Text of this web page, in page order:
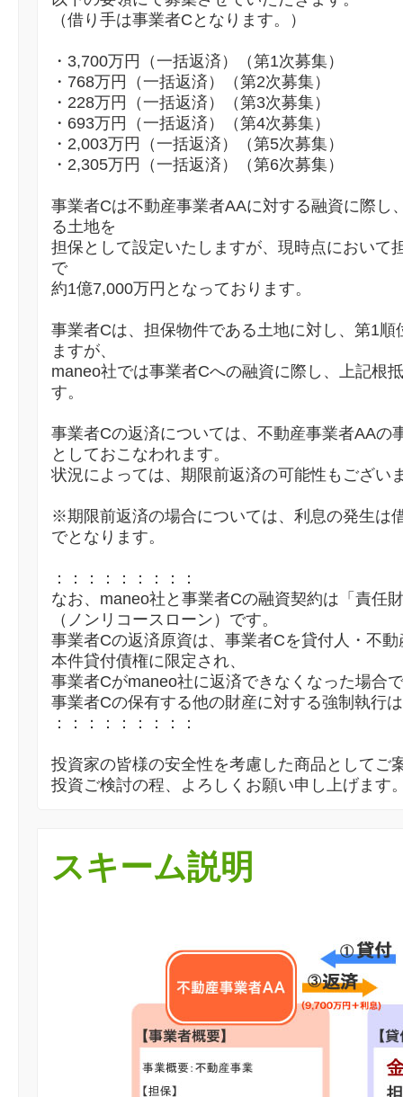
（借り手は事業者Cとなります。）
・3,700万円（一括返済）（第1次募集）
・768万円（一括返済）（第2次募集）
・228万円（一括返済）（第3次募集）
・693万円（一括返済）（第4次募集）
・2,003万円（一括返済）（第5次募集）
・2,305万円（一括返済）（第6次募集）
事業者Cは不動産事業者AAに対する融資に際し
る土地を
担保として設定いたしますが、現時点において
で
約1億7,000万円となっております。
事業者Cは、担保物件である土地に対し、第1
ますが、
maneo社では事業者Cへの融資に際し、上記根
す。
事業者Cの返済については、不動産事業者AAの
としておこなわれます。
状況によっては、期限前返済の可能性もござい
※期限前返済の場合については、利息の発生は
でとなります。
：：：：：：：：：
なお、maneo社と事業者Cの融資契約は「責任
（ノンリコースローン）です。
事業者Cの返済原資は、事業者Cを貸付人・不
本件貸付債権に限定され、
事業者Cがmaneo社に返済できなくなった場合
事業者Cの保有する他の財産に対する強制執行
：：：：：：：：：
投資家の皆様の安全性を考慮した商品としてご
投資ご検討の程、よろしくお願い申し上げます
スキーム説明